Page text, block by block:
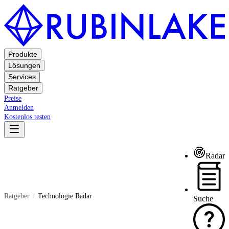
Produkte
Lösungen
Services
Ratgeber
Preise
Anmelden
Kostenlos testen
Ratgeber Technologie Radar
Radar
Suche